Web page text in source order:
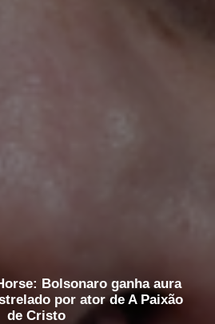
Bolsonaro ganha aura
por ator de A Paixão
de Cristo